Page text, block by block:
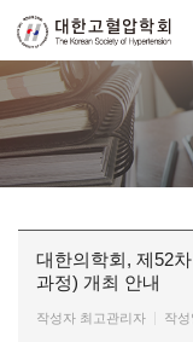
대한의학회, 제52
과정) 개최 안내
작성자 최고관리자 작성